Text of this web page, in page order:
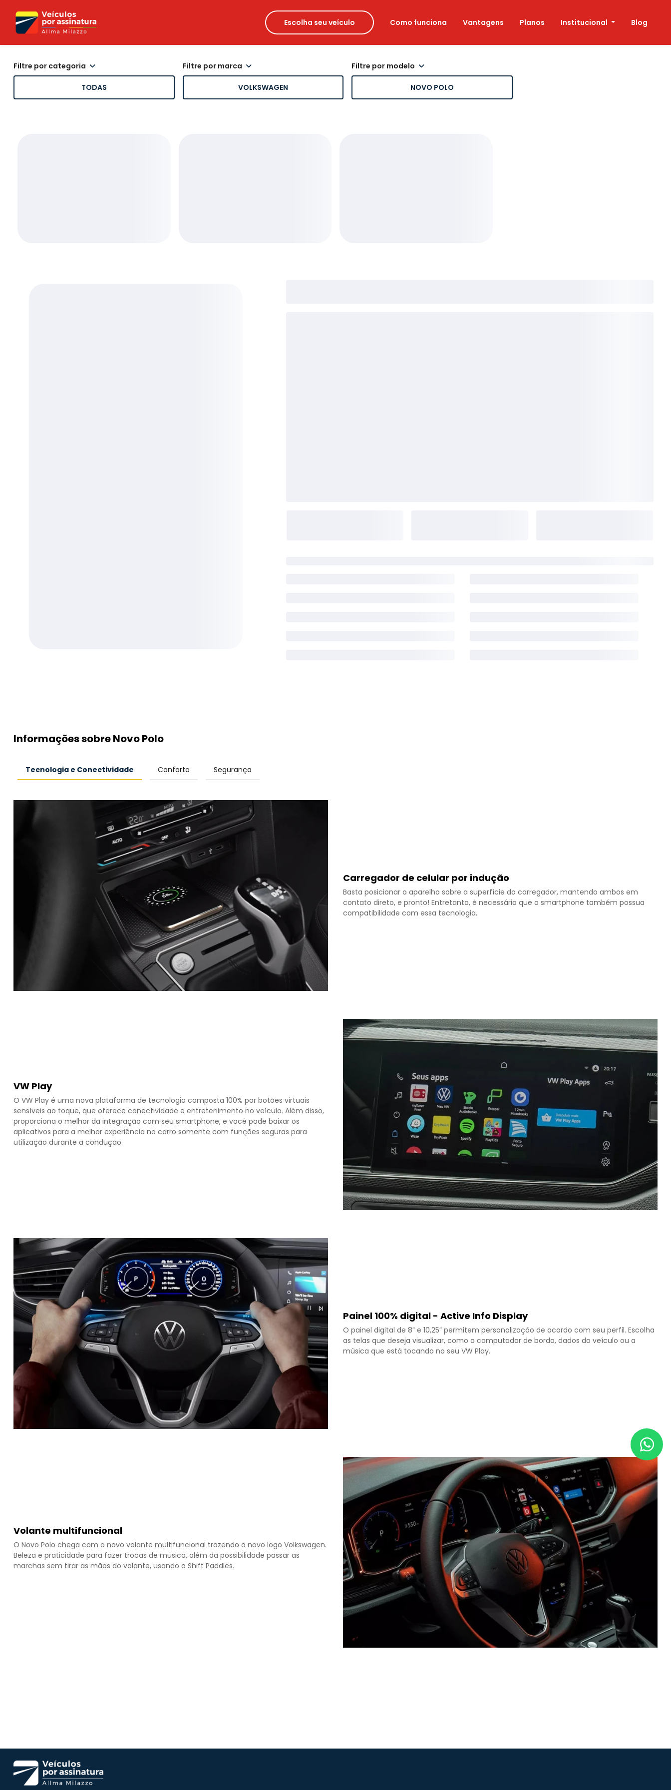
Escolha seu veículo Como funciona Vantagens Planos Institucional Blog
filtre por categoria
TODAS
filtre por marca
VOLKSWAGEN
filtre por modelo
NOVO POLO
Informações sobre Novo Polo
Tecnologia e Conectividade Conforto Segurança
Carregador de celular por indução
Basta posicionar o aparelho sobre a superfície do carregador, mantendo ambos em
contato direto, e pronto! Entretanto, é necessário que o smartphone também possua
compatibilidade com essa tecnologia.
VW Play
O VW Play é uma nova plataforma de tecnologia composta 100% por botões virtuais
sensíveis ao toque, que oferece conectividade e entretenimento no veículo. Além disso,
proporciona o melhor da integração com seu smartphone, e você pode baixar os
aplicativos para a melhor experiência no carro somente com funções seguras para
utilização durante a condução.
Painel 100% digital - Active Info Display
O painel digital de 8” e 10,25” permitem personalização de acordo com seu perfil. Escolha
as telas que deseja visualizar, como o computador de bordo, dados do veículo ou a
música que está tocando no seu VW Play.
Volante multifuncional
O Novo Polo chega com o novo volante multifuncional trazendo o novo logo Volkswagen.
Beleza e praticidade para fazer trocas de musica, além da possibilidade passar as
marchas sem tirar as mãos do volante, usando o Shift Paddles.